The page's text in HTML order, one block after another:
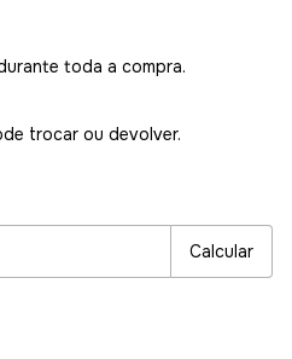
toda a compra.
trocar ou devolver.
Calcular